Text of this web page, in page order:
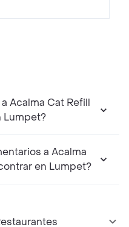
Acalma Cat Refill
Lumpet?
a Acalma
en Lumpet?